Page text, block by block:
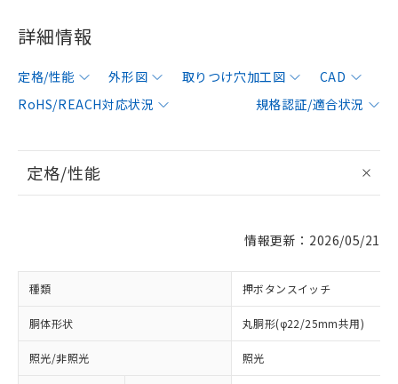
詳細情報
定格/性能 外形図 取りつけ穴加工図
CAD
RoHS/REACH対応状況
規格認証/適合状況
定格/性能
情報更新：2026/05/21
種類 押ボタンスイッチ
胴体形状 丸胴形(φ22/25mm共用)
照光/非照光 照光